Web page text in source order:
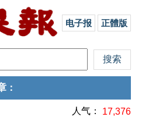
电子报 正體版
：
人气： 17,376